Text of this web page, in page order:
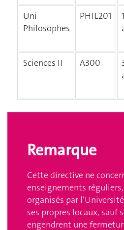
Uni
Philosophes
PHIL201
1
Sciences II
A300
Remarque
Cette directive ne
enseignements
organisés par
ses propres locaux, sauf
engendrent une